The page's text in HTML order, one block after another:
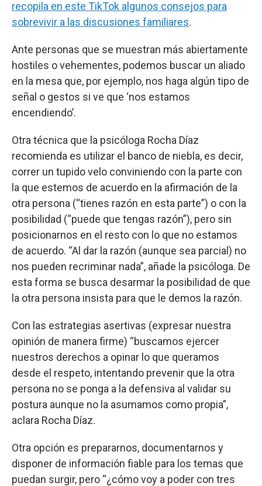
recopila en este TikTok algunos consejos para
sobrevivir a las discusiones familiares.
Ante personas que se muestran más abiertamente
hostiles o vehementes, podemos buscar un aliado
en la mesa que, por ejemplo, nos haga algún tipo de
señal o gestos si ve que ‘nos estamos
encendiendo’.
Otra técnica que la psicóloga Rocha Díaz
recomienda es utilizar el banco de niebla, es decir,
correr un tupido velo conviniendo con la parte con
la que estemos de acuerdo en la afirmación de la
otra persona (“tienes razón en esta parte”) o con la
posibilidad (“puede que tengas razón”), pero sin
posicionarnos en el resto con lo que no estamos
de acuerdo. “Al dar la razón (aunque sea parcial) no
nos pueden recriminar nada”, añade la psicóloga. De
esta forma se busca desarmar la posibilidad de que
la otra persona insista para que le demos la razón.
Con las estrategias asertivas (expresar nuestra
opinión de manera firme) “buscamos ejercer
nuestros derechos a opinar lo que queramos
desde el respeto, intentando prevenir que la otra
persona no se ponga a la defensiva al validar su
postura aunque no la asumamos como propia”,
aclara Rocha Díaz.
Otra opción es prepararnos, documentarnos y
disponer de información fiable para los temas que
puedan surgir, pero “¿cómo voy a poder con tres